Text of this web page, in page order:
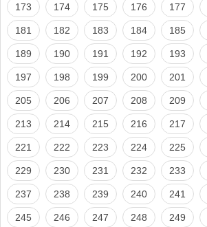
173 174 175 176 177
181 182 183 184 185
189 190 191 192 193
197 198 199 200 201
205 206 207 208 209
213 214 215 216 217
221 222 223 224 225
229 230 231 232 233
237 238 239 240 241
245 246 247 248 249